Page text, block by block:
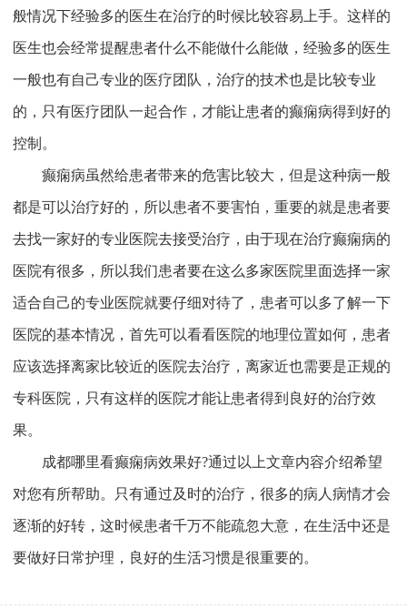
般情况下经验多的医生在治疗的时候比较容易上手。这样的
医生也会经常提醒患者什么不能做什么能做，经验多的医生
一般也有自己专业的医疗团队，治疗的技术也是比较专业
的，只有医疗团队一起合作，才能让患者的癫痫病得到好的
控制。
癫痫病虽然给患者带来的危害比较大，但是这种病一般
都是可以治疗好的，所以患者不要害怕，重要的就是患者要
去找一家好的专业医院去接受治疗，由于现在治疗癫痫病的
医院有很多，所以我们患者要在这么多家医院里面选择一家
适合自己的专业医院就要仔细对待了，患者可以多了解一下
医院的基本情况，首先可以看看医院的地理位置如何，患者
应该选择离家比较近的医院去治疗，离家近也需要是正规的
专科医院，只有这样的医院才能让患者得到良好的治疗效
果。
成都哪里看癫痫病效果好?通过以上文章内容介绍希望
对您有所帮助。只有通过及时的治疗，很多的病人病情才会
逐渐的好转，这时候患者千万不能疏忽大意，在生活中还是
要做好日常护理，良好的生活习惯是很重要的。